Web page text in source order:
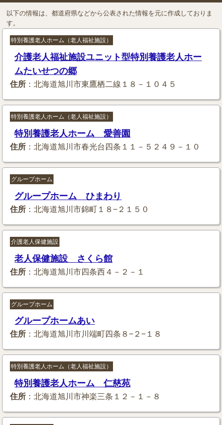
以下の情報は、都道府県などから公表された情報を元に作成しておりま
す。
特別養護老人ホーム（老人福祉施設）
介護老人福祉施設ユニット型特別養護老人ホー
ムたいせつの郷
住所 ：北海道旭川市東鷹栖二線１８－１０４５
特別養護老人ホーム（老人福祉施設）
特別養護老人ホーム 愛善園
住所 ：北海道旭川市春光台四条１１－５２４９－１０
グループホーム
グループホーム ひまわり
住所 ：北海道旭川市錦町１８−２１５０
介護老人保健施設
老人保健施設 さくら館
住所 ：北海道旭川市四条西４－２－１
グループホーム
グループホームあい
住所 ：北海道旭川市川端町四条８−２−１８
特別養護老人ホーム（老人福祉施設）
特別養護老人ホーム 仁慈苑
住所 ：北海道旭川市神楽三条１２－１－８